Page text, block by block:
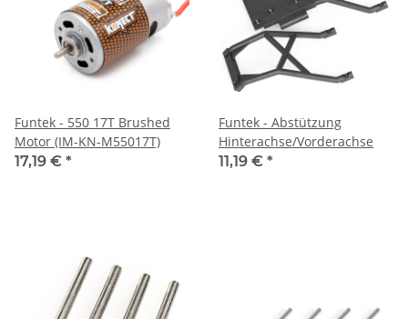
Funtek - 550 17T Brushed
Motor (IM-KN-M55017T)
17,19 € *
Funtek - Abstützung
Hinterachse/Vorderachse
11,19 € *